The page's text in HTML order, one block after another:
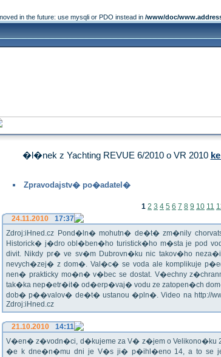
in the future: use mysqli or PDO instead in /www/doc/
�l�nek z Yachting REVUE 6/2010 o VR 2010
Zpravodajstv� po�adatel�
1 2 3 4 5 6 7 8 9 10 11
24.11.2010
17:37
Zdroj:iHned.cz Pond�ln� mohutn� de�t� zm�nily
Historick� j�dro obl�ben�ho turistick�ho m�sta je pod
divit. Nikdy pr� ve sv�m Dubrovn�ku nic takov�ho
nevych�zej� z dom�. Val�c� se voda ale komplikuje
nen� prakticky mo�n� v�bec se dostat. V�echny
tak�ka nep�etr�it� od�erp�vaj� vodu ze zatopen�ch
dob� p��valov� de�t� ustanou �pln�. Video na http://
Zdroj:iHned.cz
21.10.2010
14:11
V�en� z�vodn�ci, d�kujeme za V� z�jem o Velikono�ku
�e k dne�n�mu dni je V�s ji� p�ihl�eno 14, a to